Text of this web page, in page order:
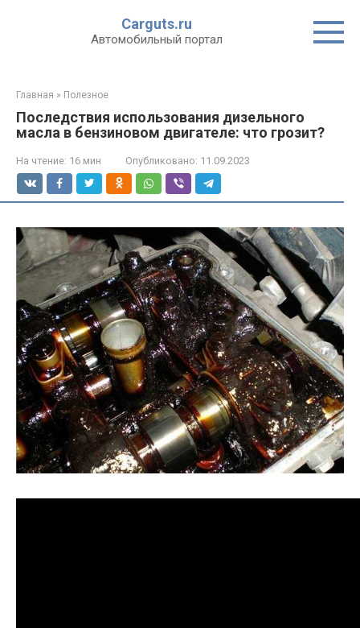
Carguts.ru
Автомобильный портал
Главная » Полезное
Последствия использования дизельного
масла в бензиновом двигателе: что грозит?
На чтение: 16 мин Опубликовано: 11.09.2023